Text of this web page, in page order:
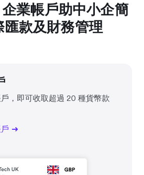
業帳戶助中小企簡
匯款及財務管理
，即可收取超過 20 種貨幣款